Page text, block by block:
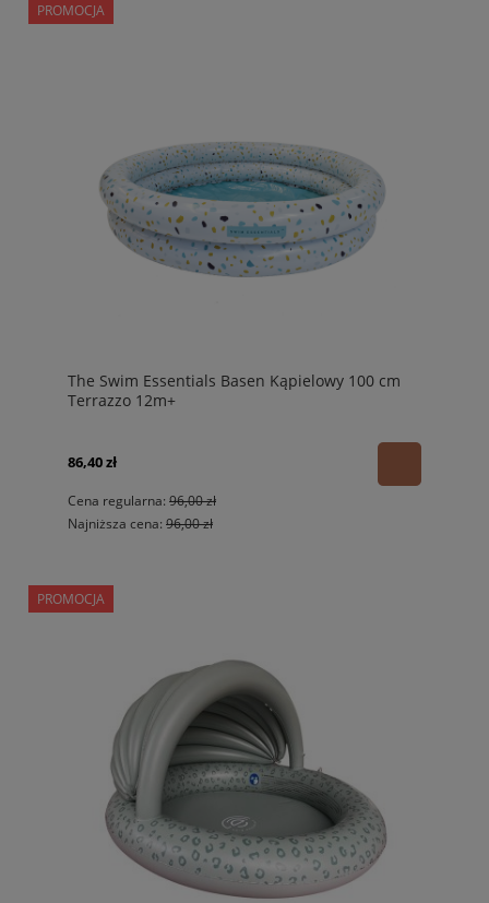
The Swim Essentials Basen Kąpielowy 100 cm
Terrazzo 12m+
86,40 zł
Cena regularna: 96,00 zł
Najniższa cena: 96,00 zł
PROMOCJA
PROMOCJA